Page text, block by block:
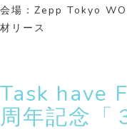
会場：Zepp Tokyo
材リース
Task have
周年記念「